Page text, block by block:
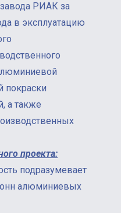
РИАК за
в эксплуатацию
покраски
а также
проекта:
подразумевает
алюминиевых